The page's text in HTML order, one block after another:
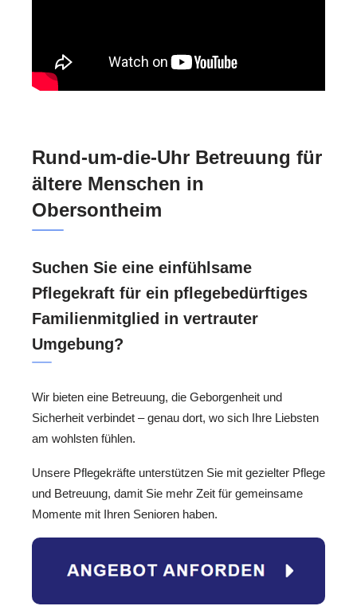
Rund-um-die-Uhr Betreuung für
ältere Menschen in
Obersontheim
Suchen Sie eine einfühlsame
Pflegekraft für ein pflegebedürftiges
Familienmitglied in vertrauter
Umgebung?
Wir bieten eine Betreuung, die Geborgenheit und
Sicherheit verbindet – genau dort, wo sich Ihre Liebsten
am wohlsten fühlen.
Unsere Pflegekräfte unterstützen Sie mit gezielter Pflege
und Betreuung, damit Sie mehr Zeit für gemeinsame
Momente mit Ihren Senioren haben.